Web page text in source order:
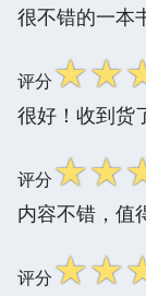
很不错的一本
评分☆☆
很好！收到货
评分☆☆
内容不错，值
评分☆☆